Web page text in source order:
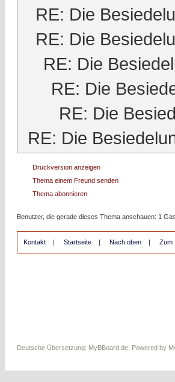
RE: Die
RE: Die
RE: Die
RE: Die
RE: Die
RE: Die
Druckversion anzeigen
Thema einem Freund senden
Thema abonnieren
Benutzer, die gerade dieses Thema anschauen: 1
Kontakt | Startseite | Nach oben | Zum
Deutsche Übersetzung: MyBBoard.de , Powered by